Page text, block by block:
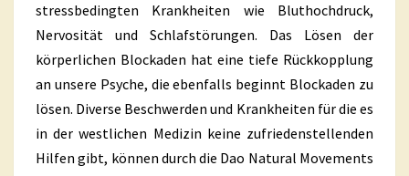
stressbedingten Krankheiten wie Bluthochdruck,
Nervosität und Schlafstörungen. Das Lösen der
körperlichen Blockaden hat eine tiefe Rückkopplung
an unsere Psyche, die ebenfalls beginnt Blockaden zu
lösen. Diverse Beschwerden und Krankheiten für die es
in der westlichen Medizin keine zufriedenstellenden
Hilfen gibt, können durch die Dao Natural Movements